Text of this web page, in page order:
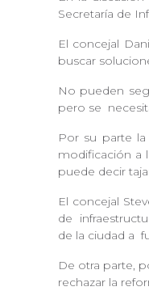
Secretaría de
El concejal
buscar
No pueden
pero se
Por su parte la
modificación a
puede decir
El concejal
de
de la ciudad a
De otra parte,
rechazar la